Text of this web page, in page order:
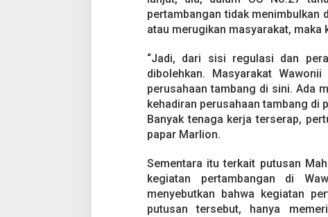
pertambangan tidak menimbulkan
atau merugikan masyarakat, maka
“Jadi, dari sisi regulasi dan
dibolehkan. Masyarakat
perusahaan tambang di sini. Ada
kehadiran perusahaan tambang di
Banyak tenaga kerja terserap,
papar Marlion.
Sementara itu terkait putusan
kegiatan pertambangan di
menyebutkan bahwa kegiatan
putusan tersebut, hanya